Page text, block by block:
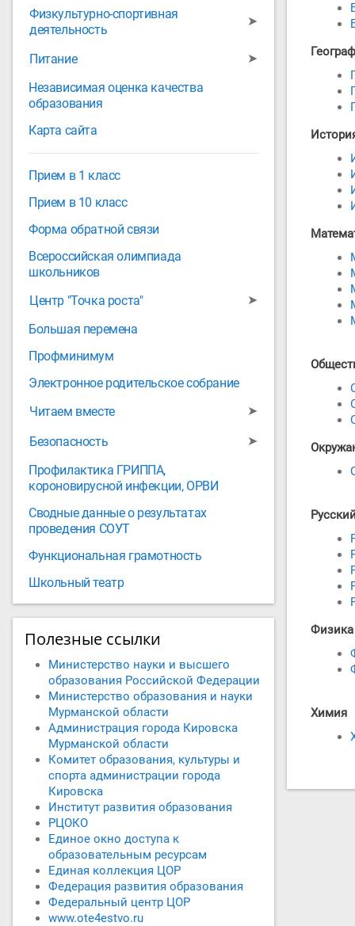
Физкультурно-спортивная
деятельность
➤
Питание
➤
Независимая оценка качества
образования
Карта сайта
Прием в 1 класс
Прием в 10 класс
Форма обратной связи
Всероссийская олимпиада
школьников
Центр "Точка роста"
➤
Большая перемена
Профминимум
Электронное родительское собрание
Читаем вместе
➤
Безопасность
➤
Профилактика ГРИППА,
короновирусной инфекции, ОРВИ
Сводные данные о результатах
проведения СОУТ
Функциональная грамотность
Школьный театр
Полезные ссылки
Министерство науки и высшего
образования Российской Федерации
Министерство образования и науки
Мурманской области
Администрация города Кировска
Мурманской области
Комитет образования, культуры и
спорта администрации города
Кировска
Институт развития образования
РЦОКО
Единое окно доступа к
образовательным ресурсам
Единая коллекция ЦОР
Федерация развития образования
Федеральный центр ЦОР
www.ote4estvo.ru
Физика
Химия